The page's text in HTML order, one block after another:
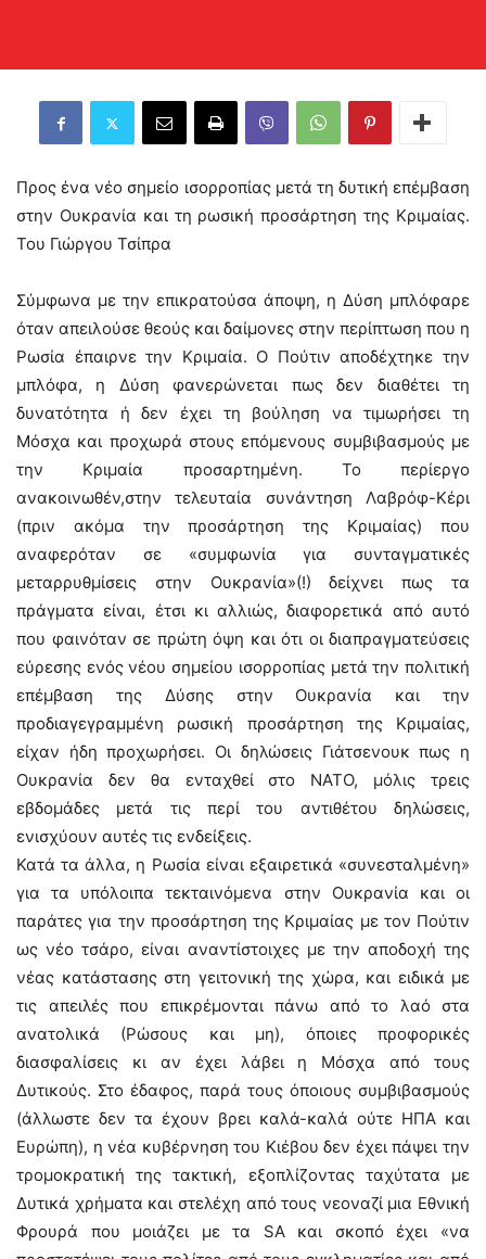
Προς ένα νέο σημείο ισορροπίας μετά τη δυτική επέμβαση
στην Ουκρανία και τη ρωσική προσάρτηση της Κριμαίας.
Του Γιώργου Τσίπρα
Σύμφωνα με την επικρατούσα άποψη, η Δύση μπλόφαρε
όταν απειλούσε θεούς και δαίμονες στην περίπτωση που η
Ρωσία έπαιρνε την Κριμαία. Ο Πούτιν αποδέχτηκε την
μπλόφα, η Δύση φανερώνεται πως δεν διαθέτει τη
δυνατότητα ή δεν έχει τη βούληση να τιμωρήσει τη
Μόσχα και προχωρά στους επόμενους συμβιβασμούς με
την Κριμαία προσαρτημένη. Το περίεργο
ανακοινωθέν,στην τελευταία συνάντηση Λαβρόφ-Κέρι
(πριν ακόμα την προσάρτηση της Κριμαίας) που
αναφερόταν σε «συμφωνία για συνταγματικές
μεταρρυθμίσεις στην Ουκρανία»(!) δείχνει πως τα
πράγματα είναι, έτσι κι αλλιώς, διαφορετικά από αυτό
που φαινόταν σε πρώτη όψη και ότι οι διαπραγματεύσεις
εύρεσης ενός νέου σημείου ισορροπίας μετά την πολιτική
επέμβαση της Δύσης στην Ουκρανία και την
προδιαγεγραμμένη ρωσική προσάρτηση της Κριμαίας,
είχαν ήδη προχωρήσει. Οι δηλώσεις Γιάτσενουκ πως η
Ουκρανία δεν θα ενταχθεί στο ΝΑΤΟ, μόλις τρεις
εβδομάδες μετά τις περί του αντιθέτου δηλώσεις,
ενισχύουν αυτές τις ενδείξεις.
Κατά τα άλλα, η Ρωσία είναι εξαιρετικά «συνεσταλμένη»
για τα υπόλοιπα τεκταινόμενα στην Ουκρανία και οι
παράτες για την προσάρτηση της Κριμαίας με τον Πούτιν
ως νέο τσάρο, είναι αναντίστοιχες με την αποδοχή της
νέας κατάστασης στη γειτονική της χώρα, και ειδικά με
τις απειλές που επικρέμονται πάνω από το λαό στα
ανατολικά (Ρώσους και μη), όποιες προφορικές
διασφαλίσεις κι αν έχει λάβει η Μόσχα από τους
Δυτικούς. Στο έδαφος, παρά τους όποιους συμβιβασμούς
(άλλωστε δεν τα έχουν βρει καλά-καλά ούτε ΗΠΑ και
Ευρώπη), η νέα κυβέρνηση του Κιέβου δεν έχει πάψει την
τρομοκρατική της τακτική, εξοπλίζοντας ταχύτατα με
Δυτικά χρήματα και στελέχη από τους νεοναζί μια Εθνική
Φρουρά που μοιάζει με τα SA και σκοπό έχει «να